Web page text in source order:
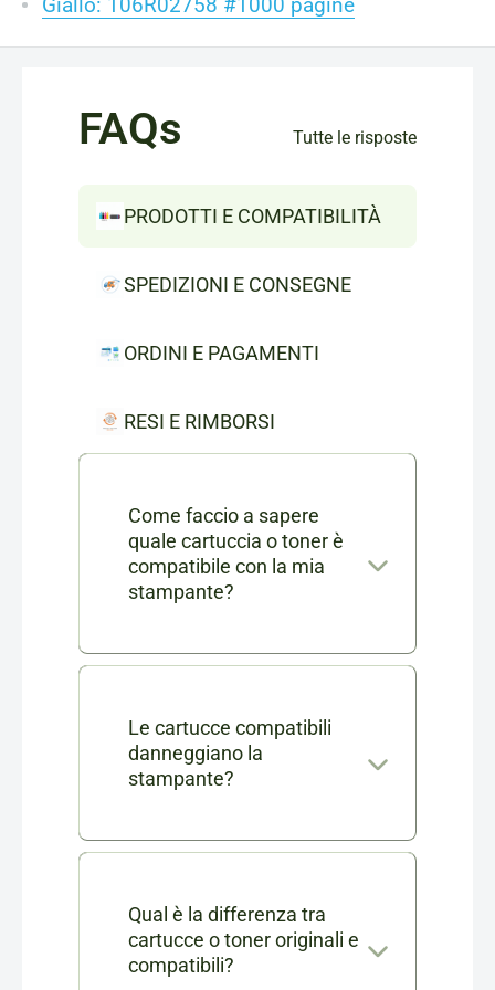
FAQs Tutte le risposte
PRODOTTI E COMPATIBILITÀ
SPEDIZIONI E CONSEGNE
ORDINI E PAGAMENTI
RESI E RIMBORSI
Come faccio a sapere
quale cartuccia o toner è
compatibile con la mia
stampante?
Nella scheda di ogni prodotto
completo dei modelli di
stampanti compatibili. Se ti
contattarci in chat o via mail a
indicando il modello della tua
stampante.
Le cartucce compatibili
danneggiano la
stampante?
No, le nostre cartucce
certificate per garantire le
stesse prestazioni delle
Qual è la differenza tra
cartucce o toner originali e
compatibili?